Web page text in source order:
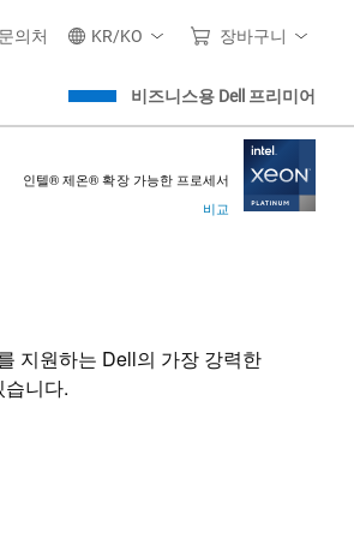
문의처 KR/KO 장바구니
비즈니스용 Dell 프리미어
인텔® 제온® 확장 가능한 프로세서
비교
지원하는 Dell의 가장 강력한
니다.